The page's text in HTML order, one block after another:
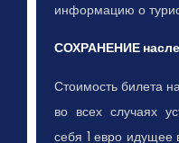
информацию о
СОХРАНЕНИЕ
Стоимость билета
во всех случаях
себя 1 евро идущее